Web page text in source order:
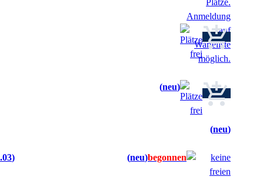
neu
neu
neu